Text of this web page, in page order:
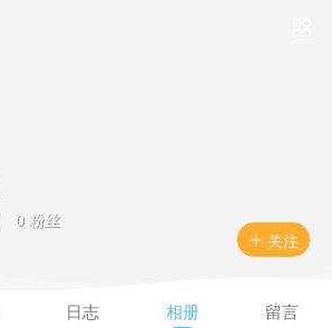
 关注
0 粉丝
日志 相册 留言